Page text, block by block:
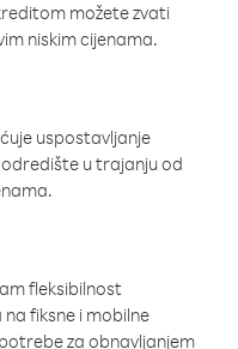
možete zvati
niskim cijenama.
uspostavljanje
u trajanju od
fleksibilnost
fiksne i mobilne
za obnavljanjem